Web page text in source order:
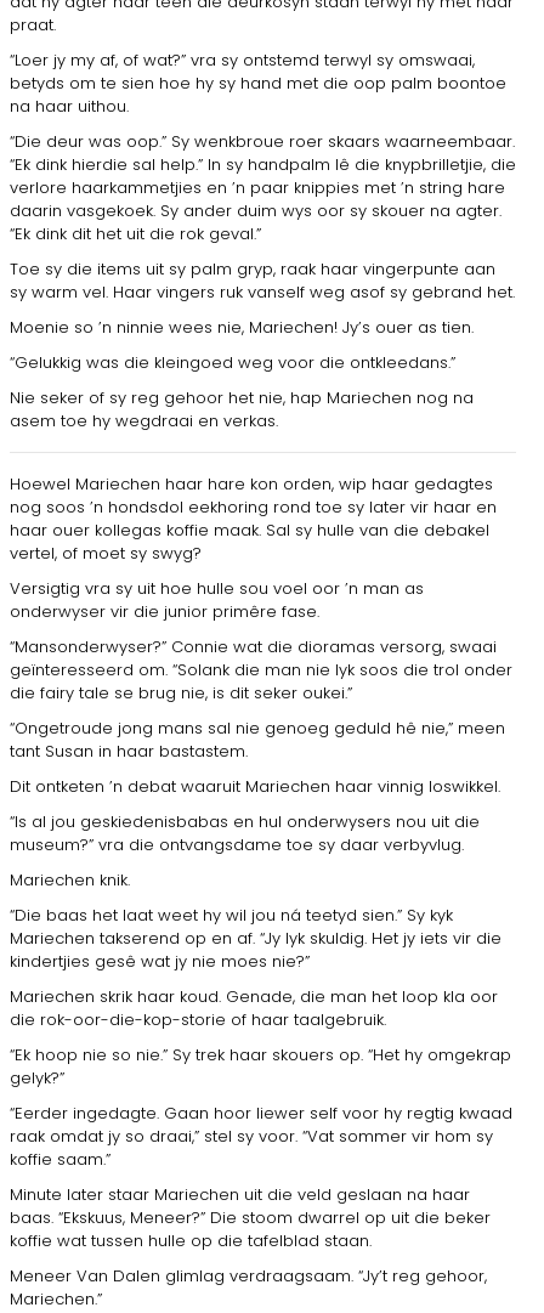
praat.
“Loer jy my af, of wat?” vra sy ontstemd terwyl sy omswaai,
betyds om te sien hoe hy sy hand met die oop palm boontoe
na haar uithou.
“Die deur was oop.” Sy wenkbroue roer skaars waarneembaar.
“Ek dink hierdie sal help.” In sy handpalm lê die knypbrilletjie, die
verlore haarkammetjies en ’n paar knippies met ’n string hare
daarin vasgekoek. Sy ander duim wys oor sy skouer na agter.
“Ek dink dit het uit die rok geval.”
Toe sy die items uit sy palm gryp, raak haar vingerpunte aan
sy warm vel. Haar vingers ruk vanself weg asof sy gebrand het.
Moenie so ’n ninnie wees nie, Mariechen! Jy’s ouer as tien.
“Gelukkig was die kleingoed weg voor die ontkleedans.”
Nie seker of sy reg gehoor het nie, hap Mariechen nog na
asem toe hy wegdraai en verkas.
Hoewel Mariechen haar hare kon orden, wip haar gedagtes
nog soos ’n hondsdol eekhoring rond toe sy later vir haar en
haar ouer kollegas koffie maak. Sal sy hulle van die debakel
vertel, of moet sy swyg?
Versigtig vra sy uit hoe hulle sou voel oor ’n man as
onderwyser vir die junior primêre fase.
“Mansonderwyser?” Connie wat die dioramas versorg, swaai
geïnteresseerd om. “Solank die man nie lyk soos die trol onder
die fairy tale se brug nie, is dit seker oukei.”
“Ongetroude jong mans sal nie genoeg geduld hê nie,” meen
tant Susan in haar bastastem.
Dit ontketen ’n debat waaruit Mariechen haar vinnig loswikkel.
“Is al jou geskiedenisbabas en hul onderwysers nou uit die
museum?” vra die ontvangsdame toe sy daar verbyvlug.
Mariechen knik.
“Die baas het laat weet hy wil jou ná teetyd sien.” Sy kyk
Mariechen takserend op en af. “Jy lyk skuldig. Het jy iets vir die
kindertjies gesê wat jy nie moes nie?”
Mariechen skrik haar koud. Genade, die man het loop kla oor
die rok-oor-die-kop-storie of haar taalgebruik.
“Ek hoop nie so nie.” Sy trek haar skouers op. “Het hy omgekrap
gelyk?”
“Eerder ingedagte. Gaan hoor liewer self voor hy regtig kwaad
raak omdat jy so draai,” stel sy voor. “Vat sommer vir hom sy
koffie saam.”
Minute later staar Mariechen uit die veld geslaan na haar
baas. “Ekskuus, Meneer?” Die stoom dwarrel op uit die beker
koffie wat tussen hulle op die tafelblad staan.
Meneer Van Dalen glimlag verdraagsaam. “Jy’t reg gehoor,
Mariechen.”